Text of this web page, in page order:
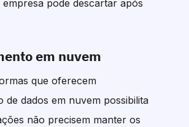
empresa pode descartar após
em nuvem
que oferecem
de dados em nuvem possibilita
não precisem manter os